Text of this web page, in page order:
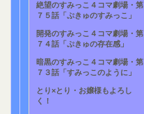
絶望のすみっこ４コマ劇場・第
７５話「ぷきゅのすみっこ」
開発のすみっこ４コマ劇場・第
７４話「ぷきゅの存在感」
暗黒のすみっこ４コマ劇場・第
７３話「すみっこのように」
とり×とり・お嬢様もよろし
く！